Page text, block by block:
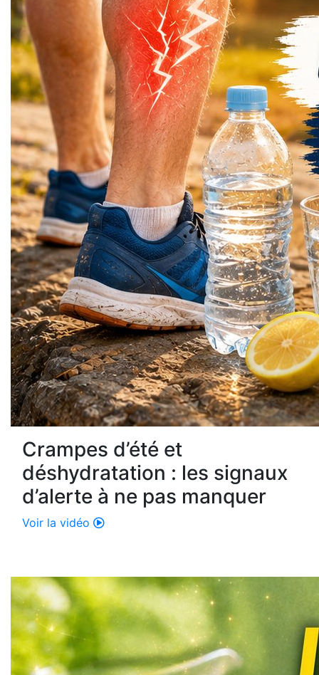
Crampes d’été et
déshydratation : les signaux
d’alerte à ne pas manquer
Voir la vidéo